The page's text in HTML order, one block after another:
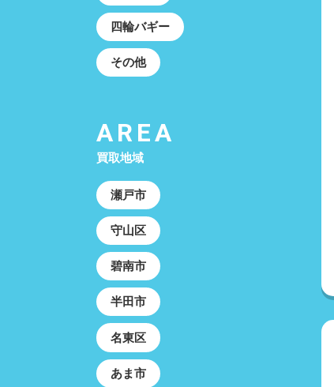
四輪バギー
その他
AREA
買取地域
瀬戸市
守山区
碧南市
半田市
名東区
あま市